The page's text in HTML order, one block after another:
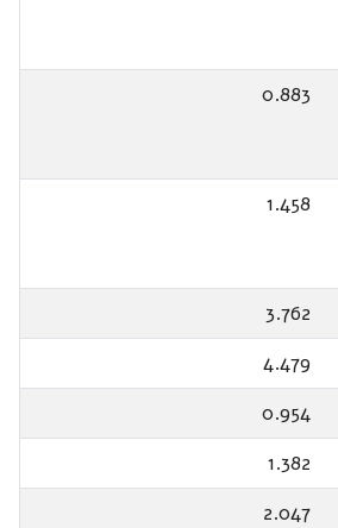
0.883
1.458
3.762
4.479
0.954
1.382
2.047